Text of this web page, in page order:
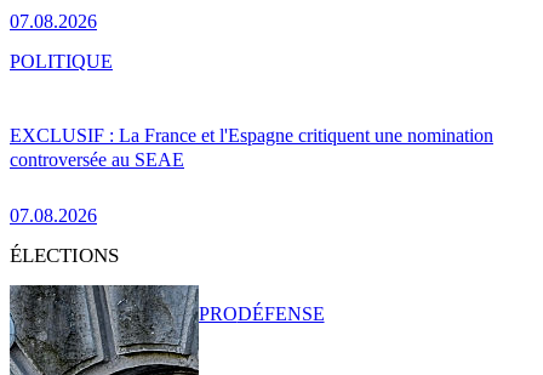
07.08.2026
EXCLUSIF : La France et l'Espagne critiquent une nomination
controversée au SEAE
07.08.2026
POLITIQUE
ÉLECTIONS
PRODÉFENSE